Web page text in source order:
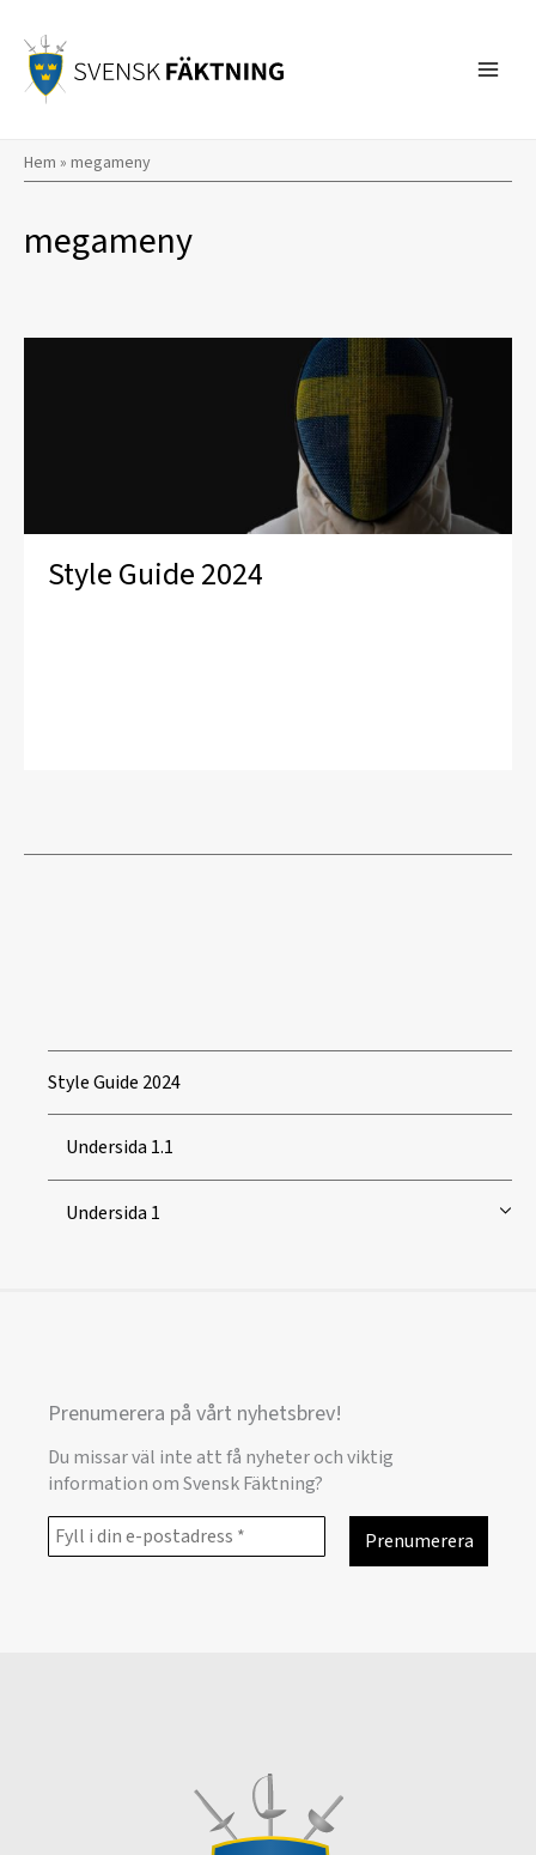
innehåll
Hem » megameny
megameny
Style Guide 2024
Style Guide 2024
Undersida 1.1
Undersida 1
Prenumerera på vårt nyhetsbrev!
Du missar väl inte att få nyheter och viktig
information om Svensk Fäktning?